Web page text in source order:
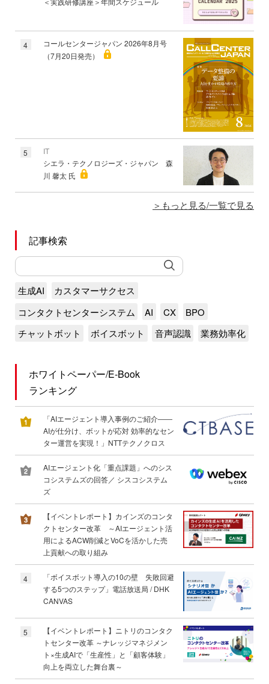
4
コールセンタージャパン 2026年8月号
（7月20日発売）
5
IT
シエラ・テクノロジーズ・ジャパン 森
川 馨太 氏
もっと見る/一覧で見る
記事検索
生成AI
カスタマーサクセス
コンタクトセンターシステム
AI CX
BPO
チャットボット
ボイスボット 音声認識 業務効率化
ホワイトペーパー/E-Book
ランキング
「AIエージェント導入事例のご紹介――
AIが仕分け、ボットが応対 効率的なセン
ター運営を実現！」NTTテクノクロス
AIエージェント化「重点課題」へのシス
コシステムズの回答／ シスコシステム
ズ
【イベントレポート】カインズのコンタ
クトセンター改革 ～AIエージェント活
用によるACW削減とVoCを活かした売
上貢献への取り組み
4
「ボイスボット導入の10の壁 失敗回避
する5つのステップ」電話放送局 / DHK
CANVAS
5
【イベントレポート】ニトリのコンタク
トセンター改革 ～ナレッジマネジメン
ト×生成AIで「生産性」と「顧客体験」
向上を両立した舞台裏～